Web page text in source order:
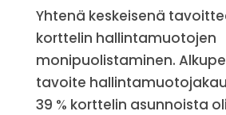
Yhtenä keskeisenä
korttelin hallintamuotojen
monipuolistaminen.
tavoite
39 % korttelin asunnoista